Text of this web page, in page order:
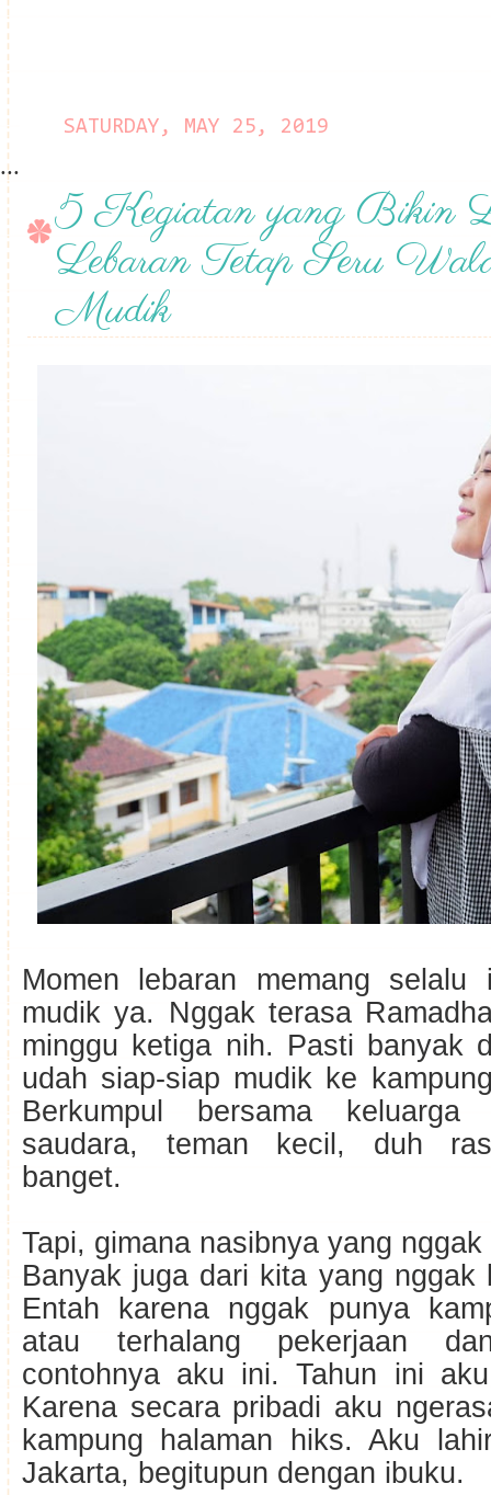
SATURDAY, MAY 25, 2019
...
5 Kegiatan yang Bikin
Lebaran Tetap Seru
Mudik
Momen lebaran memang selalu
mudik ya. Nggak terasa
minggu ketiga nih. Pasti banyak
udah siap-siap mudik ke
Berkumpul bersama
saudara, teman kecil, duh
banget.
Tapi, gimana nasibnya yang
Banyak juga dari kita yang nggak
Entah karena nggak punya
atau terhalang pekerjaan
contohnya aku ini. Tahun ini
Karena secara pribadi aku
kampung halaman hiks. Aku
Jakarta, begitupun dengan ibuku.